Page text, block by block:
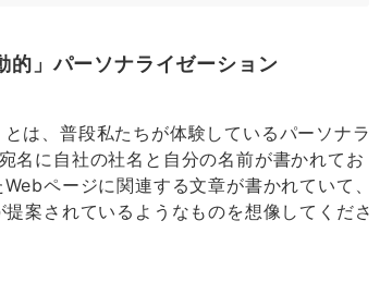
的」パーソナライゼーション
は、普段私たちが体験しているパーソナラ
名に自社の社名と自分の名前が書かれてお
ページに関連する文章が書かれていて、
案されているようなものを想像してくださ